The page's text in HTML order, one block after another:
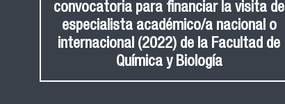
convocatoria para financiar la visita de
especialista académico/a nacional o
internacional (2022) de la Facultad de
Química y Biología